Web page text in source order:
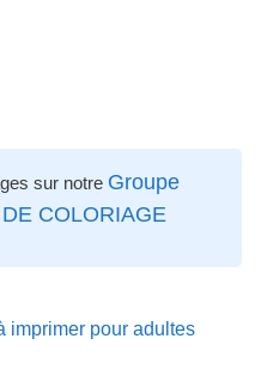
sur notre Groupe
COLORIAGE
imprimer pour adultes